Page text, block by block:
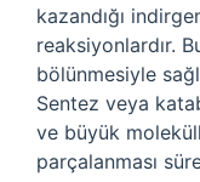
kazandığı
reaksiyonlardır.
bölünmesiyle
Sentez veya
ve büyük
parçalanması